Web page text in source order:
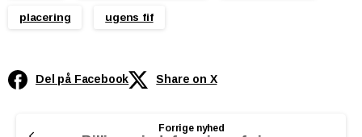
placering ugens fif
Del på Facebook Share on X
Forrige nyhed